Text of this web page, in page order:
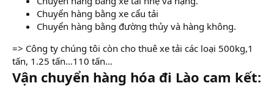
Chuyển hàng bằng xe cẩu tải
Chuyển hàng bằng đường thủy và hàng không.
=> Công ty chúng tôi còn cho thuê xe tải các loại 500kg,1
tấn, 1.25 tấn…110 tấn…
Vận chuyển hàng hóa đi Lào cam kết: